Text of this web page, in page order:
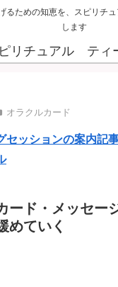
るための知恵を、スピリチ
します
リチュアル ティ
オラクルカード
セッションの案内記
ード・メッセー
めていく